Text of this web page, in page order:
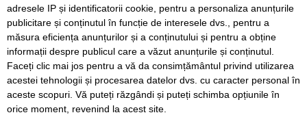
A vândut anvelope și piese auto ani la rând, dar nu a
declarat veniturile. Prejudiciu de aproape 30.000 de euro
SERVICII Redactia
Folosinta Cookie-urilor
adresele IP și identificatorii cookie, pentru a personaliza anunțurile
publicitare și conținutul în funcție de interesele dvs., pentru a
măsura eficiența anunțurilor și a conținutului și pentru a obține
informații despre publicul care a văzut anunțurile și conținutul.
Faceți clic mai jos pentru a vă da consimțământul privind utilizarea
acestei tehnologii și procesarea datelor dvs. cu caracter personal în
aceste scopuri. Vă puteți răzgândi și puteți schimba opțiunile în
orice moment, revenind la acest site.